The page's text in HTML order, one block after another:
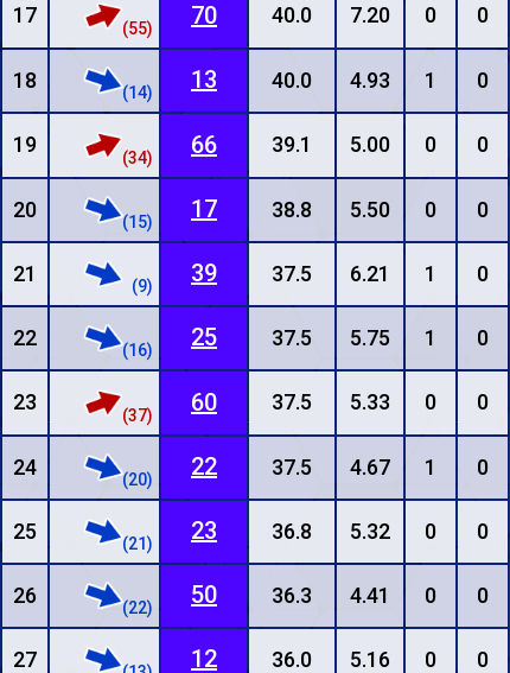
17
(55) 70 40.0 7.20 0 0
18 (14) 13 40.0 4.93 1 0
19
(34) 66 39.1 5.00 0 0
20 (15) 17 38.8 5.50 0 0
21 (9) 39 37.5 6.21 1 0
22 (16) 25 37.5 5.75 1 0
23
(37) 60 37.5 5.33 0 0
24 (20) 22 37.5 4.67 1 0
25 (21) 23 36.8 5.32 0 0
26 (22) 50 36.3 4.41 0 0
27 12 36.0 5.16 0 0